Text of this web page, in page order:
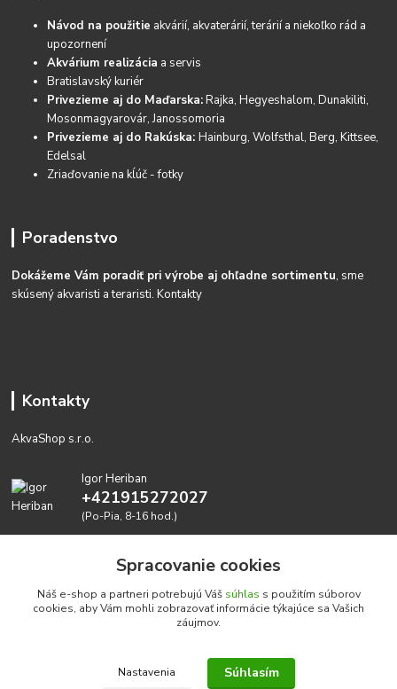
Návod na použitie akvárií, akvaterárií, terárií a niekoľko rád a
upozornení
Akvárium realizácia a servis
Bratislavský kuriér
Privezieme aj do Maďarska:Rajka, Hegyeshalom, Dunakiliti,
Mosonmagyarovár, Janossomoria
Privezieme aj do Rakúska:Hainburg, Wolfsthal, Berg, Kittsee,
Edelsal
Zriaďovanie na kĺúč - fotky
Poradenstvo
Dokážeme Vám poradiť pri výrobe aj ohľadne sortimentu, sme
skúsený akvaristi a teraristi.Kontakty
Kontakty
AkvaShop s.r.o.
Igor Heriban
+421915272027
(Po-Pia, 8-16 hod.)
Realizujeme prírodné akvária: AkvaShop s.r.o. • IBAN:
Spracovanie cookies
Náš e-shop a partneri potrebujú Váš súhlas s použitím súborov
cookies, aby Vám mohli zobrazovať informácie týkajúce sa Vašich
záujmov.
Nastavenia Súhlasím